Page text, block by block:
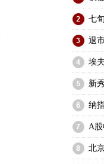
七
北